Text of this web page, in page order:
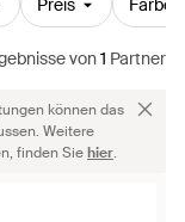
Preis Farbe
von1 Partner
können das
Weitere
finden Siehier.